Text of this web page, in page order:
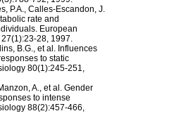
P.A., Calles-Escandon, J.
rate and
European
28, 1997.
B.G., et al. Influences
to static
80(1):245-251,
A., et al. Gender
to intense
88(2):457-466,